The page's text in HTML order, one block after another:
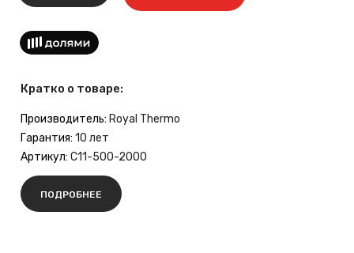
Кратко о товаре:
Производитель: Royal Thermo
Гарантия: 10 лет
Артикул: C11-500-2000
ПОДРОБНЕЕ